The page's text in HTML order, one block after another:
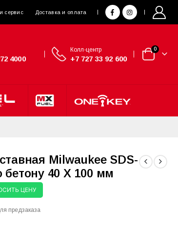
сервис Доставка и оплата
4000
Колл-центр
+7 727 33 92 600
0
Milwaukee SDS-
40 X 100 мм
ЦЕНУ
предзаказа